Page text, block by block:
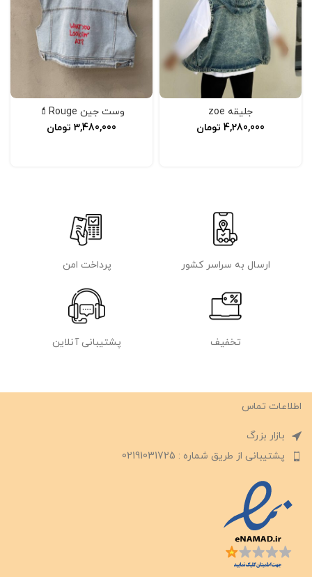
جلیقه zoe
4,280,000 تومان
وست جین Rouge💄
3,480,000 تومان
ارسال به سراسر کشور پرداخت امن
تخفیف پشتیبانی آنلاین
اطلاعات تماس
بازار بزرگ
پشتیبانی از طریق شماره : 02191031725